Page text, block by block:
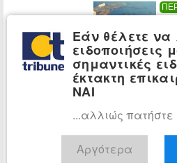
το
σε
Εάν θέλετε
ειδοποιήσεις
σημαντικές
έκτακτη
ΝΑΙ
...αλλιώς
Αργότερα